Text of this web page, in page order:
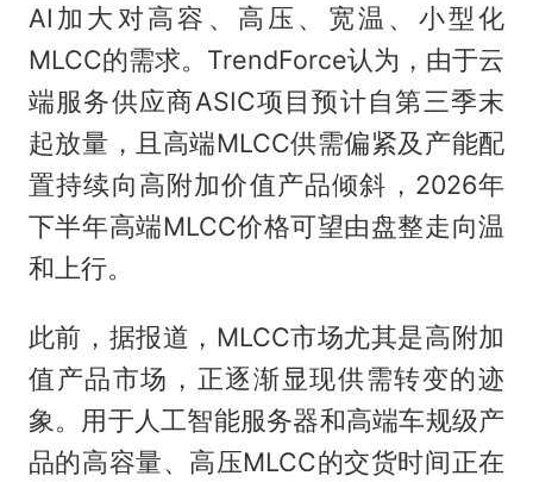
AI加大对高容、高压、宽温、小型化
MLCC的需求。TrendForce认为，由于云
端服务供应商ASIC项目预计自第三季末
起放量，且高端MLCC供需偏紧及产能配
置持续向高附加价值产品倾斜，2026年
下半年高端MLCC价格可望由盘整走向温
和上行。
此前，据报道，MLCC市场尤其是高附加
值产品市场，正逐渐显现供需转变的迹
象。用于人工智能服务器和高端车规级产
品的高容量、高压MLCC的交货时间正在